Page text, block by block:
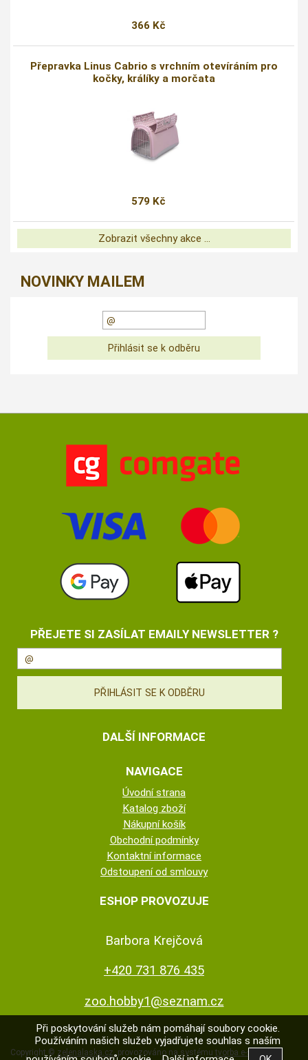
366 Kč
Přepravka Linus Cabrio s vrchním otevíráním pro
kočky, králíky a morčata
579 Kč
Zobrazit všechny akce ...
NOVINKY MAILEM
PŘEJETE SI ZASÍLAT EMAILY NEWSLETTER ?
DALŠÍ INFORMACE
NAVIGACE
Úvodní strana
Katalog zboží
Nákupní košík
Obchodní podmínky
Kontaktní informace
Odstoupení od smlouvy
ESHOP PROVOZUJE
Barbora Krejčová
+420 731 876 435
zoo.hobby1@seznam.cz
Copyright © zelenalaska.cz,provozováno na systému tvorba e-shopu
Při poskytování služeb nám pomáhají soubory cookie.
Používáním našich služeb vyjadřujete souhlas s naším